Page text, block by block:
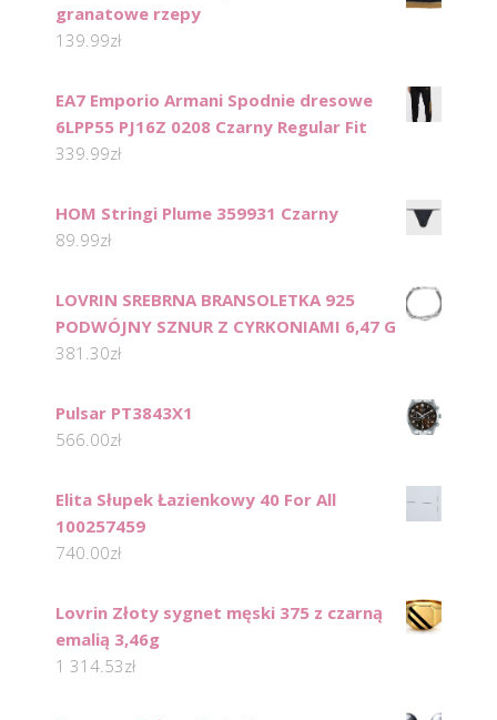
granatowe rzepy
139.99zł
EA7 Emporio Armani Spodnie dresowe
6LPP55 PJ16Z 0208 Czarny Regular Fit
339.99zł
HOM Stringi Plume 359931 Czarny
89.99zł
LOVRIN SREBRNA BRANSOLETKA 925
PODWÓJNY SZNUR Z CYRKONIAMI 6,47 G
381.30zł
Pulsar PT3843X1
566.00zł
Elita Słupek Łazienkowy 40 For All
100257459
740.00zł
Lovrin Złoty sygnet męski 375 z czarną
emalią 3,46g
1 314.53zł